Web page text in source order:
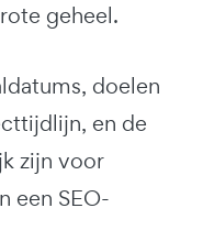
geheel.
doelen
en de
zijn voor
een SEO-